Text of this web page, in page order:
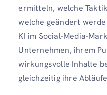
ermitteln, welche
welche geändert
KI im Social-Media-
Unternehmen, ihrem
wirkungsvolle Inhalte
gleichzeitig ihre